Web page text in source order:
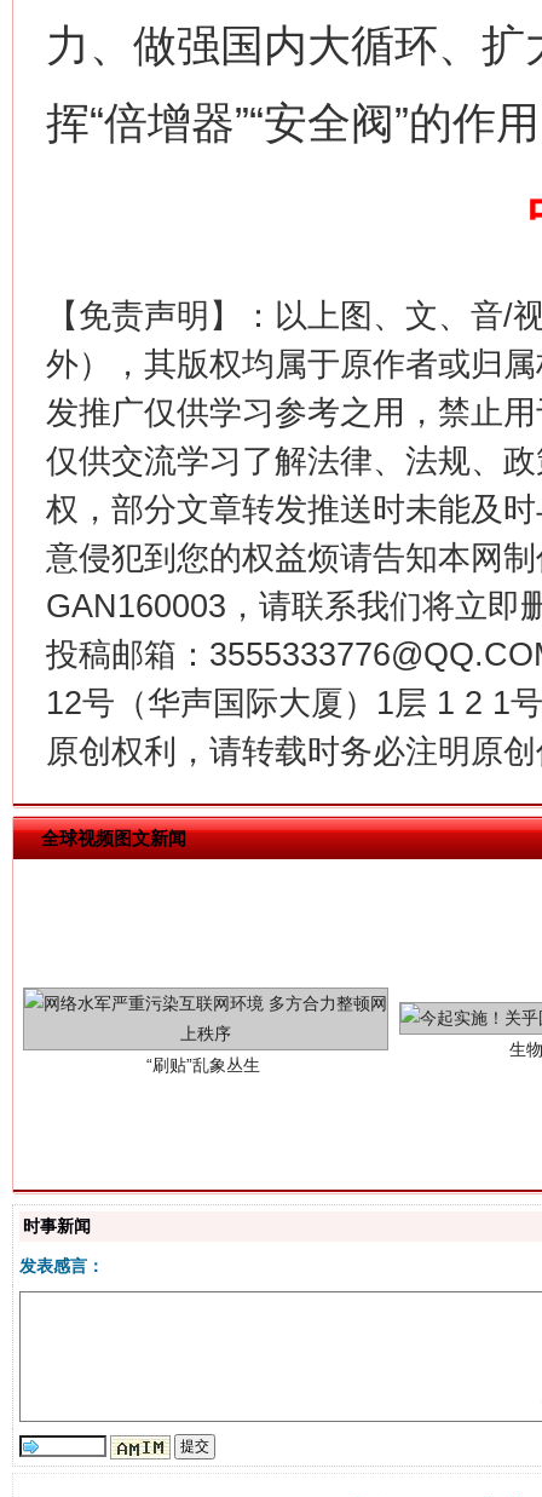
力、做强国内大循环、
挥“倍增器”“安全阀”的作
【免责声明】：以上图、文、音/
外），其版权均属于原作者或归
发推广仅供学习参考之用，禁止
仅供交流学习了解法律、法规、
权，部分文章转发推送时未能及
意侵犯到您的权益烦请告知本网
GAN160003，请联系我们将立即
投稿邮箱：
12号（华声国际大厦）1层 1 2 1
原创权利，请转载时务必注明原
全球视频图文新闻
习近平的博鳌关键词
魏明
时事新闻
发表感言：